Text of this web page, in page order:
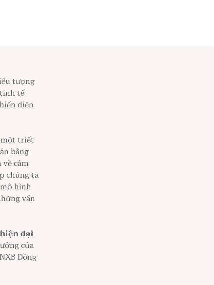
tượng
tế
diện
một triết
bằng
cảm
chúng ta
hình
vấn
đại
của
Đồng